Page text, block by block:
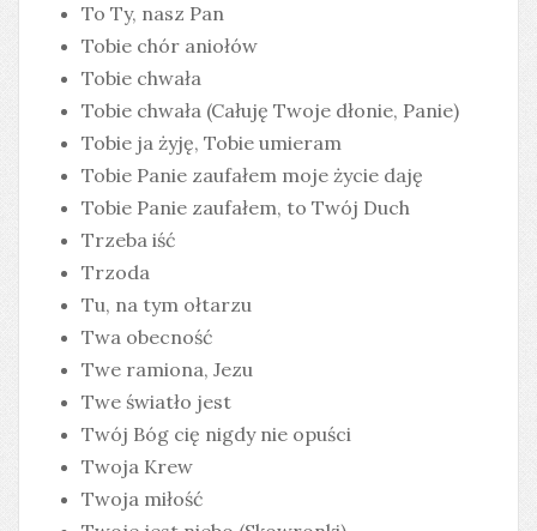
To Ty, nasz Pan
Tobie chór aniołów
Tobie chwała
Tobie chwała (Całuję Twoje dłonie, Panie)
Tobie ja żyję, Tobie umieram
Tobie Panie zaufałem moje życie daję
Tobie Panie zaufałem, to Twój Duch
Trzeba iść
Trzoda
Tu, na tym ołtarzu
Twa obecność
Twe ramiona, Jezu
Twe światło jest
Twój Bóg cię nigdy nie opuści
Twoja Krew
Twoja miłość